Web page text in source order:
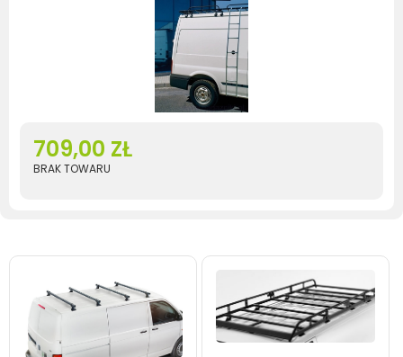
709,00 ZŁ
BRAK TOWARU